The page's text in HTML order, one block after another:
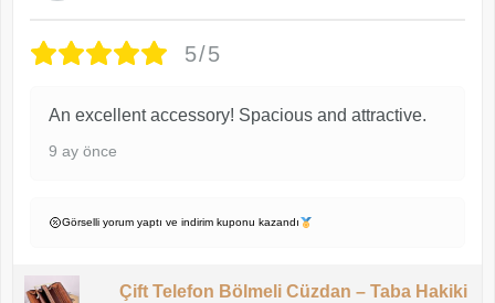
5/5
An excellent accessory! Spacious and attractive.
9 ay önce
Görselli yorum yaptı ve indirim kuponu kazandı
Çift Telefon Bölmeli Cüzdan – Taba Hakiki